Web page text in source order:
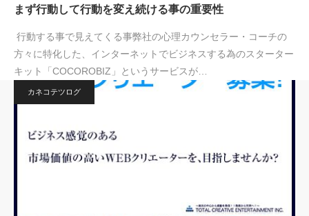
まず行動して行動を変え続ける事の重要性
行動する事で見えてくる事弊社の心理カウンセラー・コーチの
方々に特化した、インターネットでビジネスする為のスターター
キット「COCOROBIZ」というサービスが…
カネコテツログ